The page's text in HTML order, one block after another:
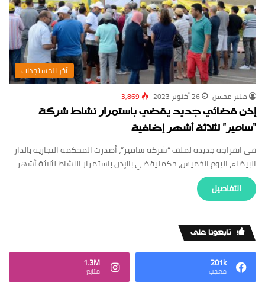
‏آخر المستجدات
منير محسن 26 أكتوبر 2023 3,869
إذن قضائي جديد يقضي باستمرار نشاط شركة
“سامير” لثلاثة أشهر إضافية
في انفراجة جديدة لملف “شركة سامير”، أصدرت المحكمة التجارية بالدار
البيضاء، اليوم الخميس، حكما يقضي بالإذن باستمرار النشاط لثلاثة أشهر…
‏التفاصيل
‏تابعونا على
201k
‏معجب
1.3M
‏متابع